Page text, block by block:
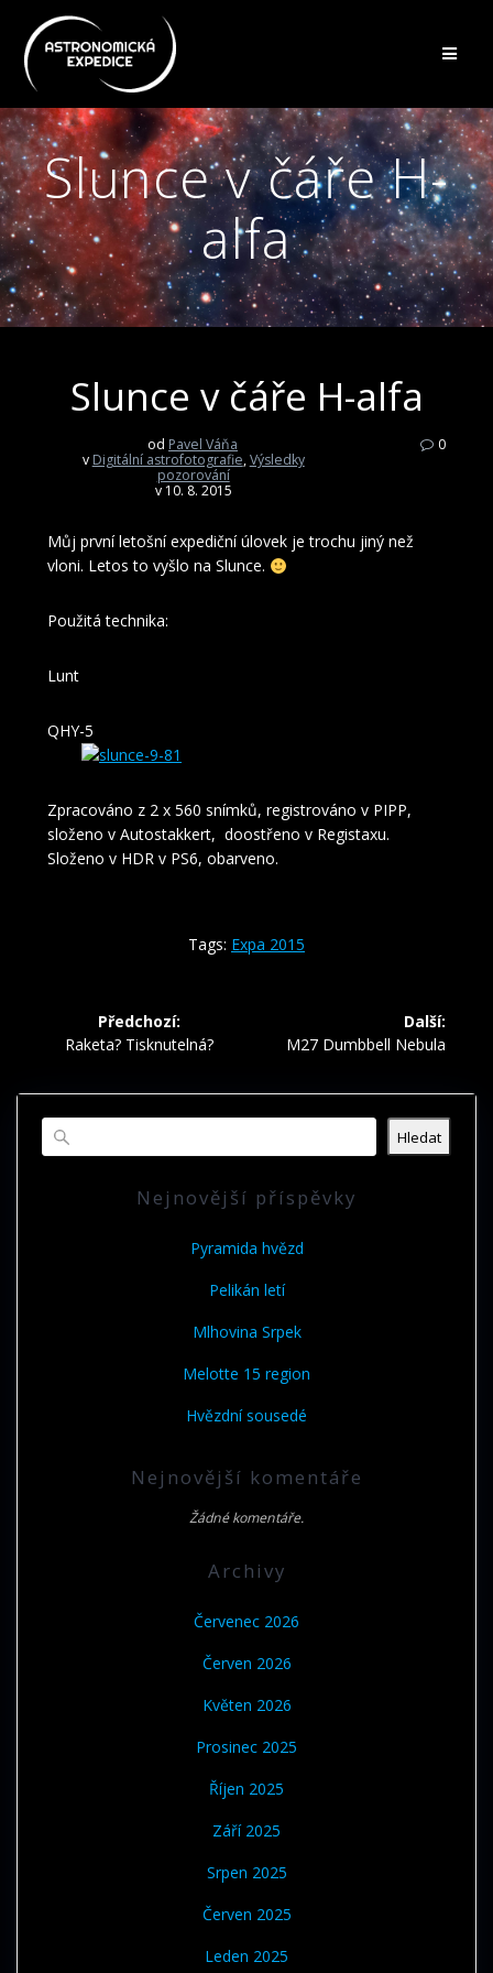
Slunce v čáře H-
alfa
Slunce v čáře H-alfa
od Pavel Váňa
v Digitální astrofotografie,Výsledky
pozorování
v 10. 8. 2015
0
Můj první letošní expediční úlovek je trochu jiný než
vloni. Letos to vyšlo na Slunce.
Použitá technika:
Lunt
QHY-5
Zpracováno z 2 x 560 snímků, registrováno v PIPP,
složeno v Autostakkert, doostřeno v Registaxu.
Složeno v HDR v PS6, obarveno.
Tags: Expa 2015
Navigace
pro
příspěvek
Předchozí:
Předchozí
Raketa? Tisknutelná?
Další:
Další
M27 Dumbbell Nebula
Hledat
Nejnovější příspěvky
Pyramida hvězd
Pelikán letí
Mlhovina Srpek
Melotte 15 region
Hvězdní sousedé
Nejnovější komentáře
Žádné komentáře.
Archivy
Červenec 2026
Červen 2026
Květen 2026
Prosinec 2025
Říjen 2025
Září 2025
Srpen 2025
Červen 2025
Leden 2025